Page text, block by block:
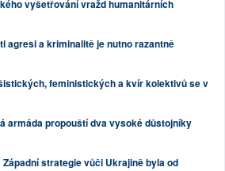
vyšetřování vražd humanitárních
agresi a kriminalitě je nutno razantně
feministických a kvír kolektivů se v
armáda propouští dva vysoké důstojníky
Západní strategie vůči Ukrajině byla od